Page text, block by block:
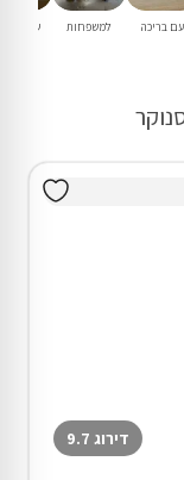
עם בריכה למשפחות שומרי
דירוג 9.7